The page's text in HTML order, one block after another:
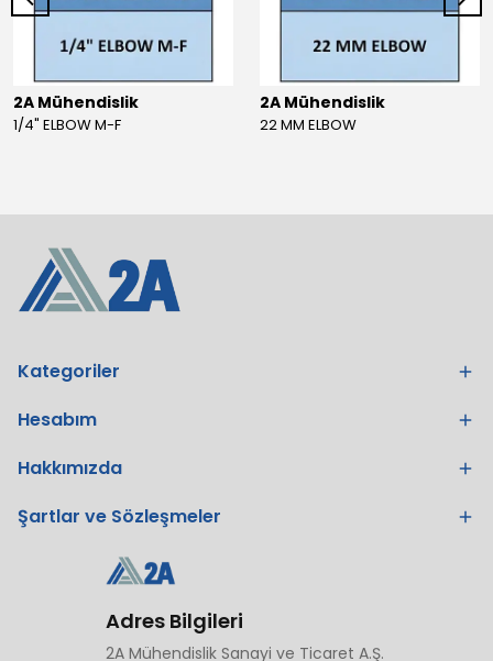
2A Mühendislik
1/4" ELBOW M-F
2A Mühendislik
22 MM ELBOW
Kategoriler
Hesabım
Hakkımızda
Şartlar ve Sözleşmeler
Adres Bilgileri
2A Mühendislik Sanayi ve Ticaret A.Ş.